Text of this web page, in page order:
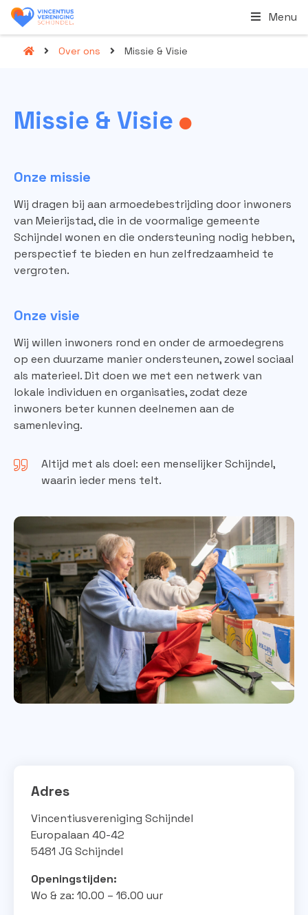
Menu
Over ons Missie & Visie
Missie & Visie
Onze missie
Wij dragen bij aan armoedebestrijding door inwoners
van Meierijstad, die in de voormalige gemeente
Schijndel wonen en die ondersteuning nodig hebben,
perspectief te bieden en hun zelfredzaamheid te
vergroten.
Onze visie
Wij willen inwoners rond en onder de armoedegrens
op een duurzame manier ondersteunen, zowel sociaal
als materieel. Dit doen we met een netwerk van
lokale individuen en organisaties, zodat deze
inwoners beter kunnen deelnemen aan de
samenleving.
Altijd met als doel: een menselijker Schijndel,
waarin ieder mens telt.
Adres
Vincentiusvereniging Schijndel
Europalaan 40-42
5481 JG Schijndel
Openingstijden:
Wo & za: 10.00 – 16.00 uur